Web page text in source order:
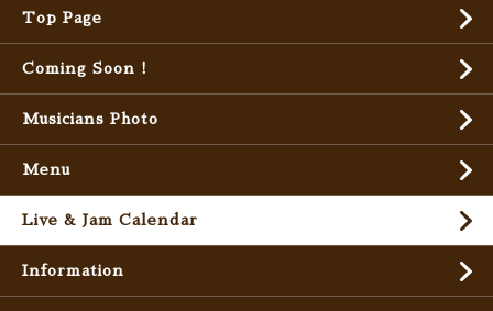
Top Page
Coming Soon !
Musicians Photo
Menu
Live & Jam Calendar
Information